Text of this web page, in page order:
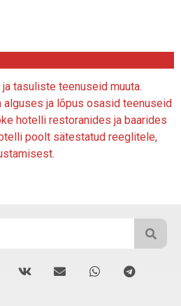
tasuliste teenuseid muuta.
alguses ja lõpus osasid teenuseid
hotelli restoranides ja baarides
poolt sätestatud reeglitele,